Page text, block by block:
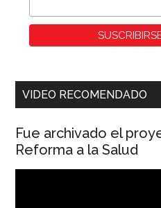
VIDEO RECOMENDADO
Fue archivado el
Reforma a la Salud